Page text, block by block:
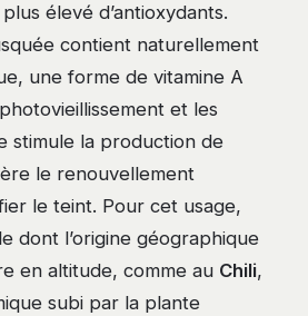
élevé d’antioxydants.
contient naturellement
une forme de vitamine A
et les
stimule la production de
le renouvellement
le teint. Pour cet usage,
dont l’origine géographique
en altitude, comme au Chili,
subi par la plante